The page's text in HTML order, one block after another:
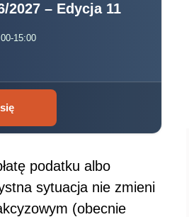
2027 – Edycja 11
15:00
podatku albo
sytuacja nie zmieni
(obecnie